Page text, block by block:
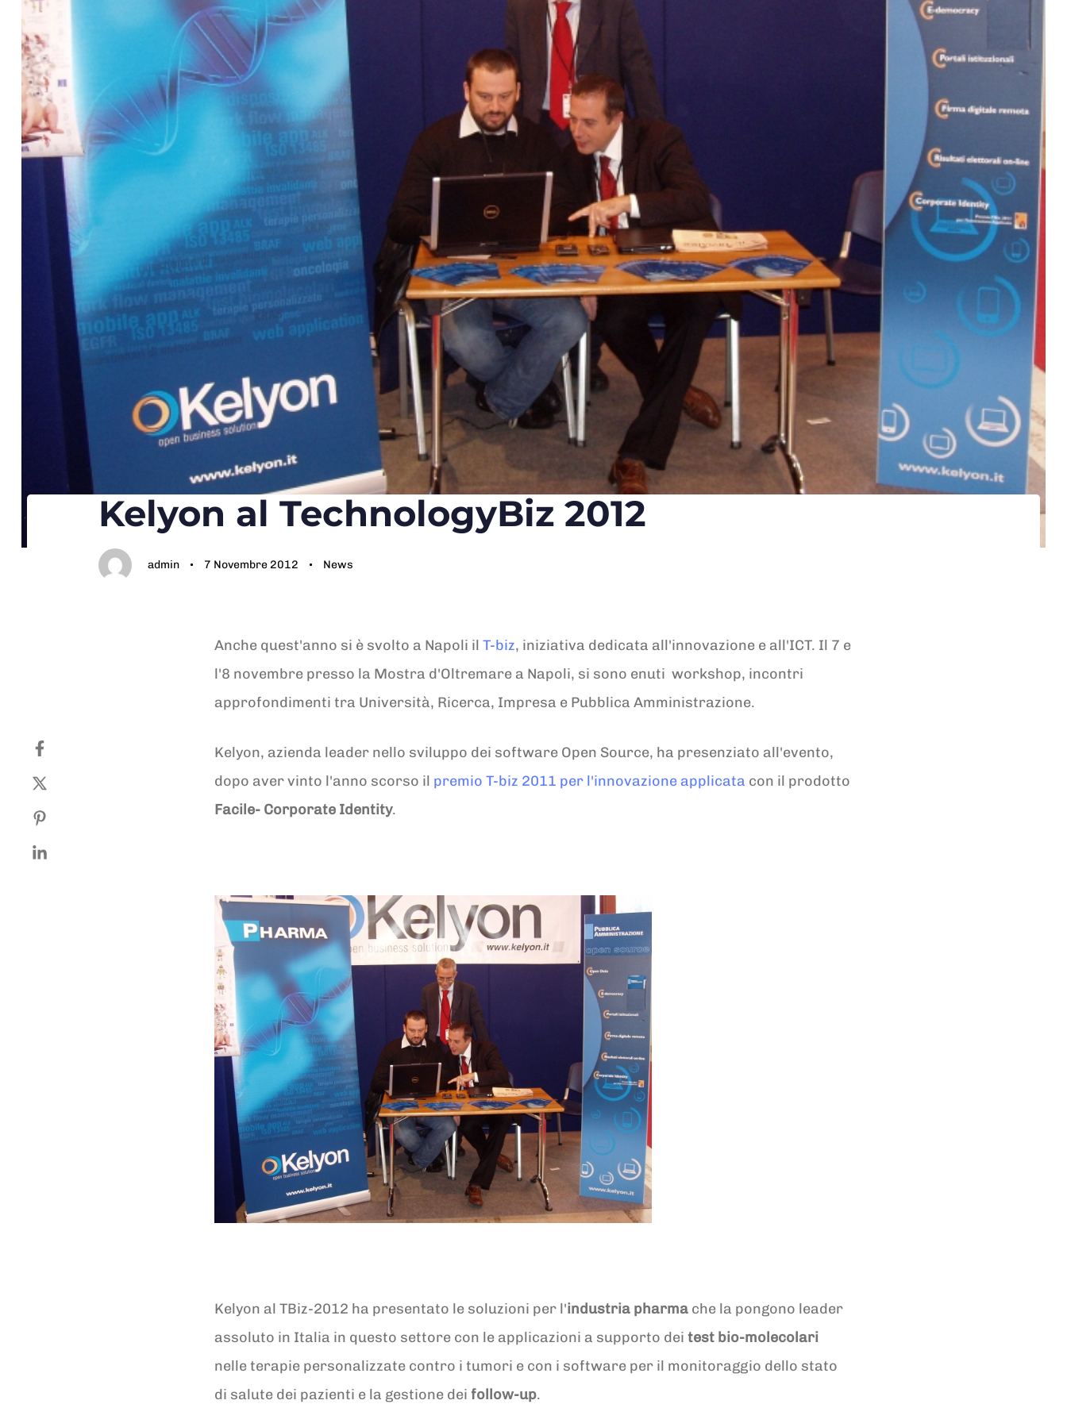
Kelyon al TechnologyBiz 2012
admin 7 Novembre 2012 News
Anche quest'anno si è svolto a Napoli ilT-biz, iniziativa dedicata all'innovazione e all'ICT. Il 7 e
l'8 novembre presso la Mostra d'Oltremare a Napoli, si sono enuti workshop, incontri
approfondimenti tra Università, Ricerca, Impresa e Pubblica Amministrazione.
Kelyon, azienda leader nello sviluppo dei software Open Source, ha presenziato all'evento,
dopo aver vinto l'anno scorso il premio T-biz 2011 per l'innovazione applicata con il prodotto
Facile- Corporate Identity.
Kelyon al TBiz-2012 ha presentato le soluzioni per l'industria pharma che la pongono leader
assoluto in Italia in questo settore con le applicazioni a supporto deitest bio-molecolari
nelle terapie personalizzate contro i tumori e con i software per il monitoraggio dello stato
di salute dei pazienti e la gestione dei follow-up.